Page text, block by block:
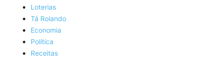
Loterias
Tá Rolando
Economia
Política
Receitas